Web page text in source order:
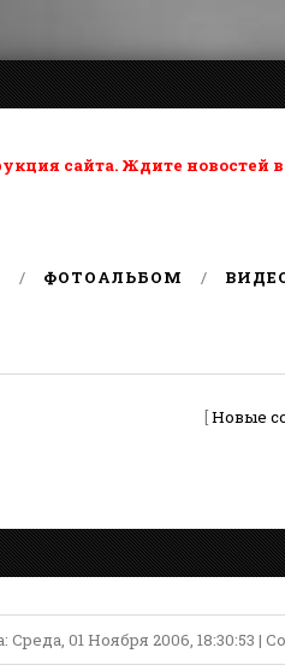
сайта. Ждите новостей
ФОТОАЛЬБОМ
[Новые
Среда, 01 Ноября 2006, 18:30:53 |